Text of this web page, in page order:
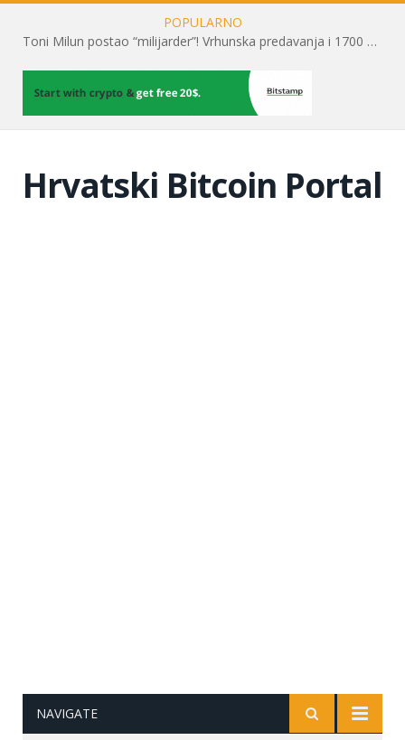
POPULARNO
Toni Milun postao “milijarder”! Vrhunska predavanja i 1700 posjetitelja obilježili su mjesec financijske pismenosti
Hrvatski Bitcoin Portal
NAVIGATE